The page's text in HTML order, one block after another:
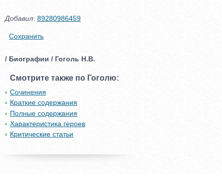
Добавил: 89280986459
Сохранить
/ Биографии / Гоголь Н.В.
Смотрите также по Гоголю:
Сочинения
Краткие содержания
Полные содержания
Характеристика героев
Критические статьи